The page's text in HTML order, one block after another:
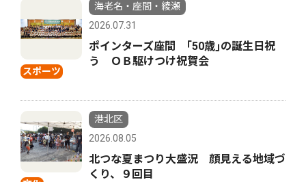
スポーツ
海老名・座間・綾瀬
2026.07.31
ポインターズ座間 ｢50歳｣の誕生日祝
う ＯＢ駆けつけ祝賀会
港北区
2026.08.05
北つな夏まつり大盛況 顔見える地域づ
くり、９回目